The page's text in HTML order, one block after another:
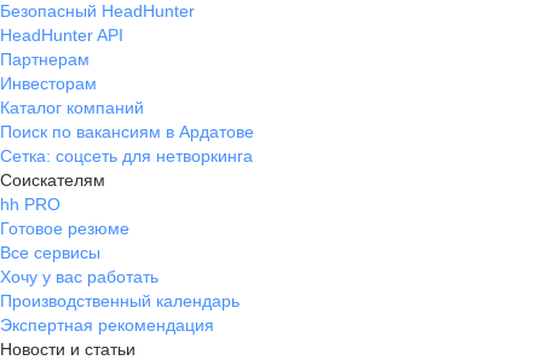
Безопасный HeadHunter
HeadHunter API
Партнерам
Инвесторам
Каталог компаний
Поиск по вакансиям в Ардатове
Сетка: соцсеть для нетворкинга
Соискателям
hh PRO
Готовое резюме
Все сервисы
Хочу у вас работать
Производственный календарь
Экспертная рекомендация
Новости и статьи